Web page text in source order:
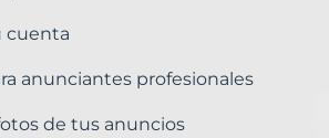
cuenta
anunciantes profesionales
de tus anuncios